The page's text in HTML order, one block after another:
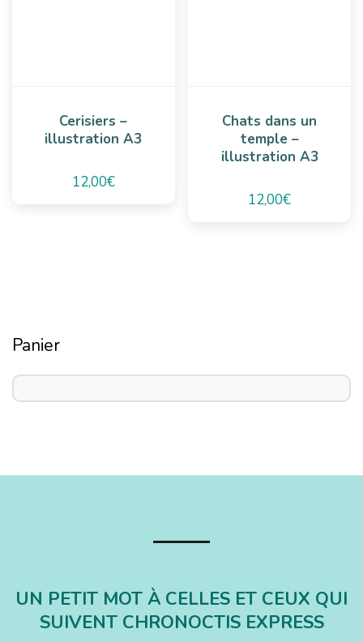
Cerisiers –
illustration A3
12,00€
Chats dans un
temple –
illustration A3
12,00€
Panier
UN PETIT MOT À CELLES ET CEUX QUI
SUIVENT CHRONOCTIS EXPRESS